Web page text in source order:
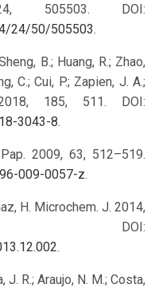
505503. DOI:
24/50/505503.
B.; Huang, R.; Zhao,
C.; Cui, P.; Zapien, J. A.;
185, 511. DOI:
3043-8.
2009, 63, 512–519.
009-0057-z.
H. Microchem. J. 2014,
DOI:
.
J. R.; Araujo, N. M.; Costa,